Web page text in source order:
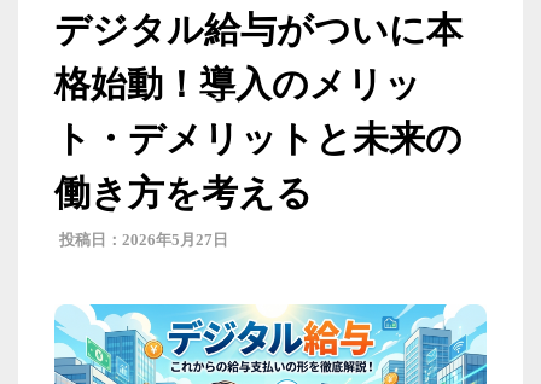
デジタル給与がついに本
格始動！導入のメリッ
ト・デメリットと未来の
働き方を考える
2026年5月27日